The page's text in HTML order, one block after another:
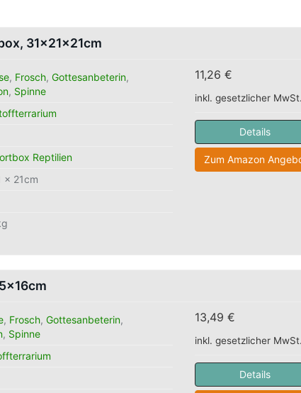
31×21×21cm
11,26 €
inkl. gesetzlicher MwSt.
Details
Zum Amazon
, Frosch,Gottesanbeterin,
, Spinne
Reptilien
× 21cm
13,49 €
inkl. gesetzlicher MwSt.
Details
, Frosch,Gottesanbeterin,
, Spinne